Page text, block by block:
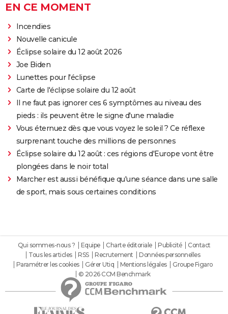
EN CE MOMENT
Incendies
Nouvelle canicule
Éclipse solaire du 12 août 2026
Joe Biden
Lunettes pour l'éclipse
Carte de l'éclipse solaire du 12 août
Il ne faut pas ignorer ces 6 symptômes au niveau des
pieds : ils peuvent être le signe d'une maladie
Vous éternuez dès que vous voyez le soleil ? Ce réflexe
surprenant touche des millions de personnes
Éclipse solaire du 12 août : ces régions d'Europe vont être
plongées dans le noir total
Marcher est aussi bénéfique qu'une séance dans une salle
de sport, mais sous certaines conditions
Qui sommes-nous ? Equipe Charte éditoriale Publicité
Contact
Tous les articles
RSS Recrutement
Données personnelles
Paramétrer les cookies
Gérer Utiq Mentions légales
Groupe Figaro
© 2026 CCM Benchmark